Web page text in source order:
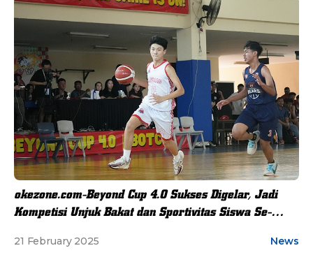
okezone.com-Beyond Cup 4.0 Sukses Digelar, Jadi
Kompetisi Unjuk Bakat dan Sportivitas Siswa Se-
21 February 2025 News